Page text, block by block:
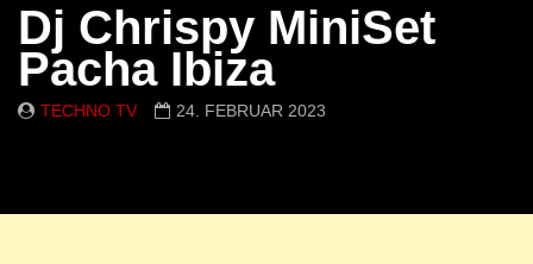
Dj Chrispy MiniSet
Pacha Ibiza
TECHNO TV 24. FEBRUAR 2023